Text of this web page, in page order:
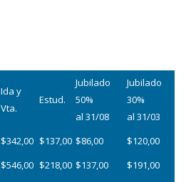
Ida y
Vta.
Estud.
Jubilado
50%
al 31/08
Jubilado
30%
al 31/03
$342,00 $137,00 $86,00
$120,00
$546,00 $218,00 $137,00
$191,00